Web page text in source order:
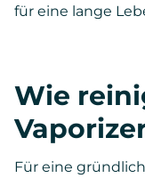
für eine lange
Wie
Für eine